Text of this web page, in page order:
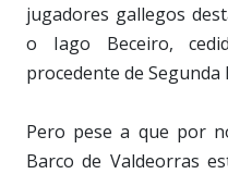
jugadores gallegos
o Iago Beceiro,
procedente de Segunda
Pero pese a que por
Barco de Valdeorras